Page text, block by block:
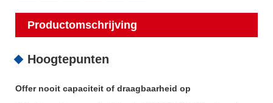
Productomschrijving
Hoogtepunten
Offer nooit capaciteit of draagbaarheid op